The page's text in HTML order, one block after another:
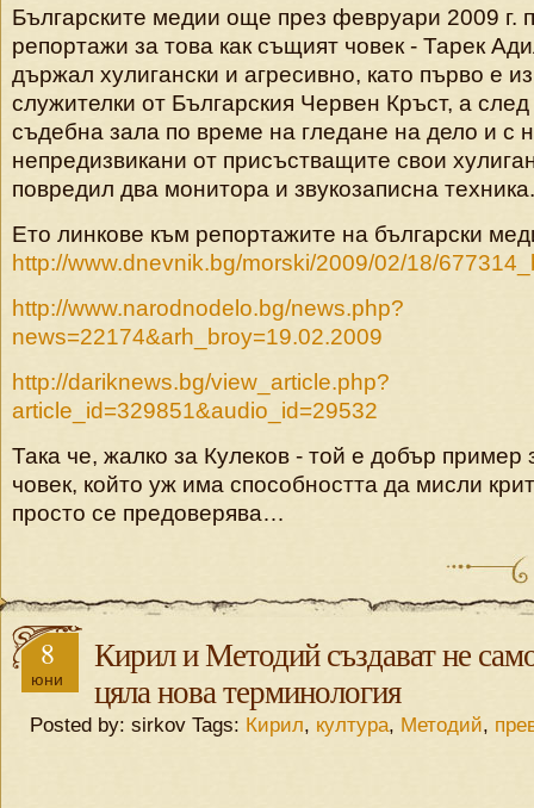
Българските медии още през февруари 2009 г.
репортажи за това как същият човек - Тарек
държал хулигански и агресивно, като първо е
служителки от Българския Червен Кръст, а
съдебна зала по време на гледане на дело и с
непредизвикани от присъстващите свои
повредил два монитора и звукозаписна техника.
Ето линкове към репортажите на български
http://www.dnevnik.bg/morski/2009/02/18/
http://www.narodnodelo.bg/news.php?
news=22174&arh_broy=19.02.2009
http://dariknews.bg/view_article.php?
article_id=329851&audio_id=29532
Така че, жалко за Кулеков - той е добър пример
човек, който уж има способността да мисли
просто се предоверява…
8
юни
Кирил и Методий създават не
цяла нова терминология
Posted by: sirkov Tags: Кирил, култура, Методий,